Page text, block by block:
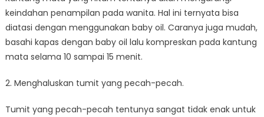
keindahan penampilan pada wanita. Hal ini ternyata bisa
diatasi dengan menggunakan baby oil. Caranya juga mudah,
basahi kapas dengan baby oil lalu kompreskan pada kantung
mata selama 10 sampai 15 menit.
2. Menghaluskan tumit yang pecah-pecah.
Tumit yang pecah-pecah tentunya sangat tidak enak untuk